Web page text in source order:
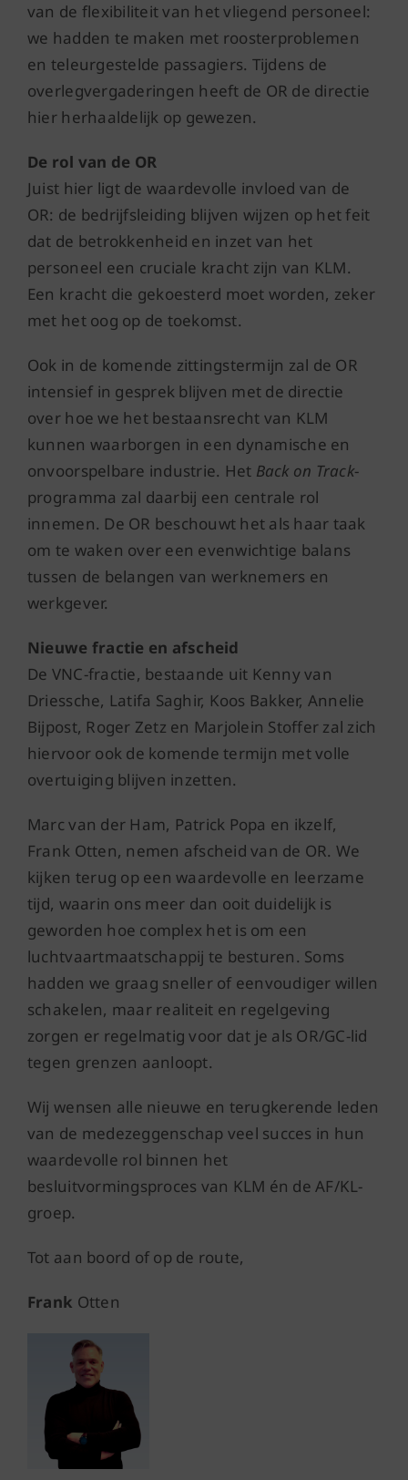
van de flexibiliteit van het vliegend personeel:
we hadden te maken met roosterproblemen
en teleurgestelde passagiers. Tijdens de
overlegvergaderingen heeft de OR de directie
hier herhaaldelijk op gewezen.
De rol van de OR
Juist hier ligt de waardevolle invloed van de
OR: de bedrijfsleiding blijven wijzen op het feit
dat de betrokkenheid en inzet van het
personeel een cruciale kracht zijn van KLM.
Een kracht die gekoesterd moet worden, zeker
met het oog op de toekomst.
Ook in de komende zittingstermijn zal de OR
intensief in gesprek blijven met de directie
over hoe we het bestaansrecht van KLM
kunnen waarborgen in een dynamische en
onvoorspelbare industrie. Het Back on Track-
programma zal daarbij een centrale rol
innemen. De OR beschouwt het als haar taak
om te waken over een evenwichtige balans
tussen de belangen van werknemers en
werkgever.
Nieuwe fractie en afscheid
De VNC-fractie, bestaande uit Kenny van
Driessche, Latifa Saghir, Koos Bakker, Annelie
Bijpost, Roger Zetz en Marjolein Stoffer zal zich
hiervoor ook de komende termijn met volle
overtuiging blijven inzetten.
Marc van der Ham, Patrick Popa en ikzelf,
Frank Otten, nemen afscheid van de OR. We
kijken terug op een waardevolle en leerzame
tijd, waarin ons meer dan ooit duidelijk is
geworden hoe complex het is om een
luchtvaartmaatschappij te besturen. Soms
hadden we graag sneller of eenvoudiger willen
schakelen, maar realiteit en regelgeving
zorgen er regelmatig voor dat je als OR/GC-lid
tegen grenzen aanloopt.
Wij wensen alle nieuwe en terugkerende leden
van de medezeggenschap veel succes in hun
waardevolle rol binnen het
besluitvormingsproces van KLM én de AF/KL-
groep.
Tot aan boord of op de route,
Frank Otten